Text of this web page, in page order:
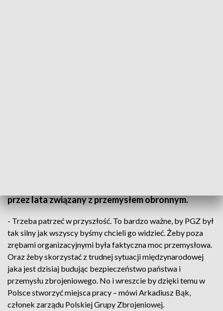
przez lata związany z przemysłem obronnym.
- Trzeba patrzeć w przyszłość. To bardzo ważne, by PGZ był
tak silny jak wszyscy byśmy chcieli go widzieć. Żeby poza
zrębami organizacyjnymi była faktyczna moc przemysłowa.
Oraz żeby skorzystać z trudnej sytuacji międzynarodowej
jaka jest dzisiaj budując bezpieczeństwo państwa i
przemysłu zbrojeniowego. No i wreszcie by dzięki temu w
Polsce stworzyć miejsca pracy – mówi Arkadiusz Bąk,
członek zarządu Polskiej Grupy Zbrojeniowej.